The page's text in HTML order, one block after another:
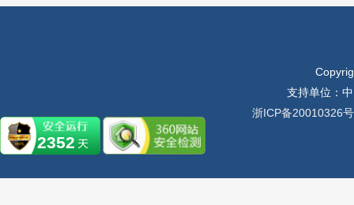
支持单位：
浙ICP备20010326
2352